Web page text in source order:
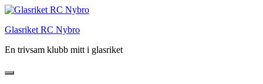
Hoppa
innehåll
Glasriket RC Nybro
En trivsam klubb mitt i glasriket